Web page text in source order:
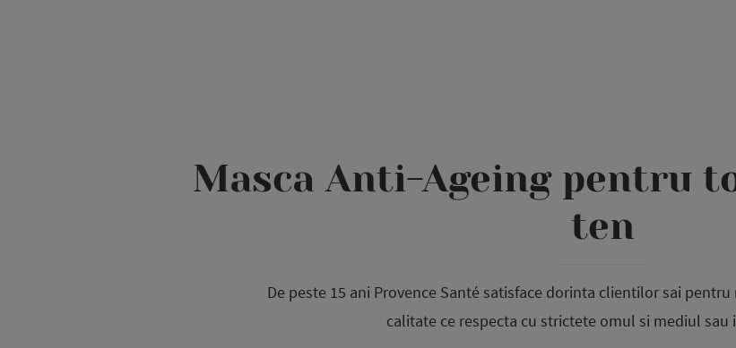
Masca Anti-Ageing pentru
ten
De peste 15 ani Provence Santé satisface dorinta clientilor sai
calitate ce respecta cu strictete omul si mediul sau